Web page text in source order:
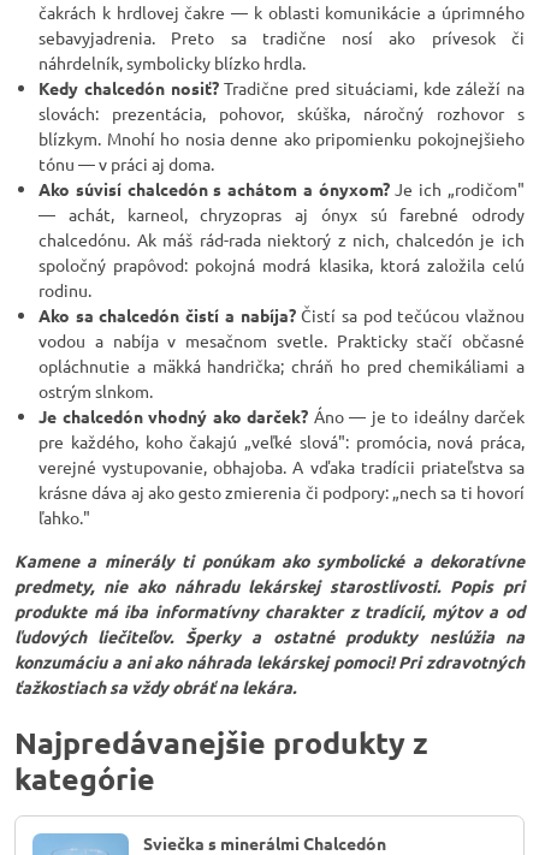
čakrách k hrdlovej čakre — k oblasti komunikácie a úprimného
sebavyjadrenia. Preto sa tradične nosí ako prívesok či
náhrdelník, symbolicky blízko hrdla.
Kedy chalcedón nosiť?Tradične pred situáciami, kde záleží na
slovách: prezentácia, pohovor, skúška, náročný rozhovor s
blízkym. Mnohí ho nosia denne ako pripomienku pokojnejšieho
tónu — v práci aj doma.
Ako súvisí chalcedón s achátom a ónyxom?Je ich „rodičom"
— achát, karneol, chryzopras aj ónyx sú farebné odrody
chalcedónu. Ak máš rád-rada niektorý z nich, chalcedón je ich
spoločný prapôvod: pokojná modrá klasika, ktorá založila celú
rodinu.
Ako sa chalcedón čistí a nabíja?Čistí sa pod tečúcou vlažnou
vodou a nabíja v mesačnom svetle. Prakticky stačí občasné
opláchnutie a mäkká handrička; chráň ho pred chemikáliami a
ostrým slnkom.
Je chalcedón vhodný ako darček? Áno — je to ideálny darček
pre každého, koho čakajú „veľké slová": promócia, nová práca,
verejné vystupovanie, obhajoba. A vďaka tradícii priateľstva sa
krásne dáva aj ako gesto zmierenia či podpory: „nech sa ti hovorí
ľahko."
Kamene a minerály ti ponúkam ako symbolické a dekoratívne
predmety, nie ako náhradu lekárskej starostlivosti. Popis pri
produkte má iba informatívny charakter z tradícií, mýtov a od
ľudových liečiteľov. Šperky a ostatné produkty neslúžia na
konzumáciu a ani ako náhrada lekárskej pomoci! Pri zdravotných
ťažkostiach sa vždy obráť na lekára.
Najpredávanejšie produkty z
kategórie
Sviečka s minerálmi Chalcedón